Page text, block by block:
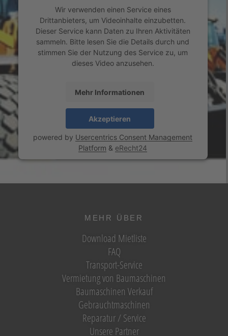
Wir verwenden einen Service eines
Drittanbieters, um Videoinhalte einzubetten.
Dieser Service kann Daten zu Ihren Aktivitäten
sammeln. Bitte lesen Sie die Details durch und
stimmen Sie der Nutzung des Service zu, um
dieses Video anzusehen.
Mehr Informationen
Akzeptieren
powered by Usercentrics Consent Management
Platform & eRecht24
MEHR ÜBER
Download Mietliste
FAQ
Transport-Service
Vermietung von Baumaschinen
Baumaschinen Verkauf
Gebrauchtmaschinen
Reparatur / Service
Unsere Partner